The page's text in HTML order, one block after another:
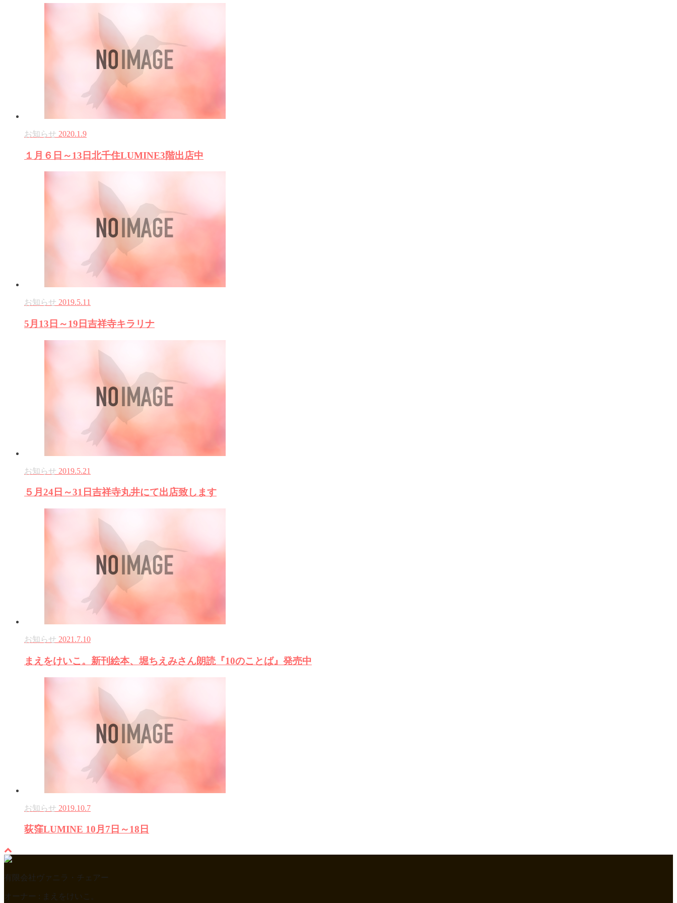
お知らせ 2020.1.9
１月６日～13日北千住LUMINE3階出店中
お知らせ 2019.5.11
5月13日～19日吉祥寺キラリナ
お知らせ 2019.5.21
５月24日～31日吉祥寺丸井にて出店致します
お知らせ 2021.7.10
まえをけいこ。新刊絵本、堀ちえみさん朗読『10のことば』発売中
お知らせ 2019.10.7
荻窪LUMINE 10月7日～18日
有限会社ヴァニラ・チェアー
オーナー : まえをけいこ。